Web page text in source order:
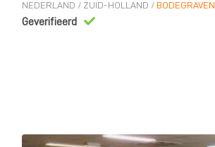
NEDERLAND / ZUID-HOLLAND / BODEGRAVEN
Geverifieerd